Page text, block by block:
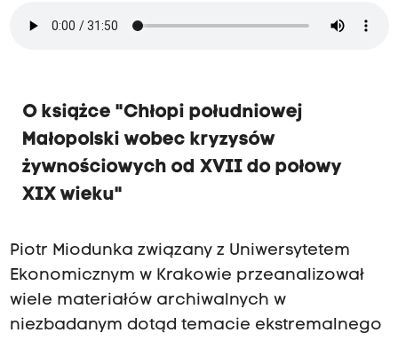
O książce "Chłopi południowej
Małopolski wobec kryzysów
żywnościowych od XVII do połowy
XIX wieku"
Piotr Miodunka związany z Uniwersytetem
Ekonomicznym w Krakowie przeanalizował
wiele materiałów archiwalnych w
niezbadanym dotąd temacie ekstremalnego